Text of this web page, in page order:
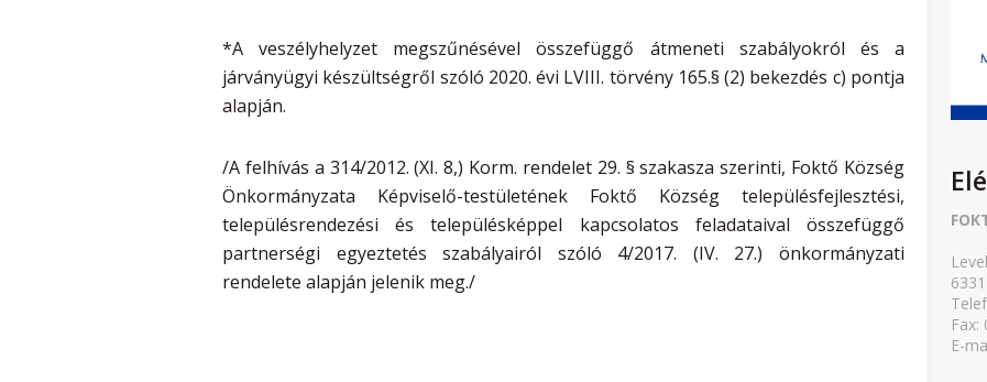
*A veszélyhelyzet megszűnésével összefüggő átmeneti szabályokról és a
járványügyi készültségről szóló 2020. évi LVIII. törvény 165.§ (2) bekezdés c) pontja
alapján.
/A felhívás a 314/2012. (XI. 8,) Korm. rendelet 29. § szakasza szerinti, Foktő Község
Önkormányzata Képviselő-testületének Foktő Község településfejlesztési,
településrendezési és településképpel kapcsolatos feladataival összefüggő
partnerségi egyeztetés szabályairól szóló 4/2017. (IV. 27.) önkormányzati
rendelete alapján jelenik meg./
Fax:
E-